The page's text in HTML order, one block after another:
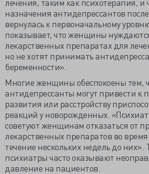
назначения антидепрессантов
вернулась к первоначальному
показывает, что женщины
лекарственных препаратах для
но не хотят принимать
беременности».
Многие женщины обеспокоены тем,
антидепрессанты могут привести к
развития или расстройству
реакций у новорожденных.
советуют женщинам отказаться от
лекарственных препаратов во
течение нескольких недель до них».
психиатры часто оказывают
давление на пациентов.